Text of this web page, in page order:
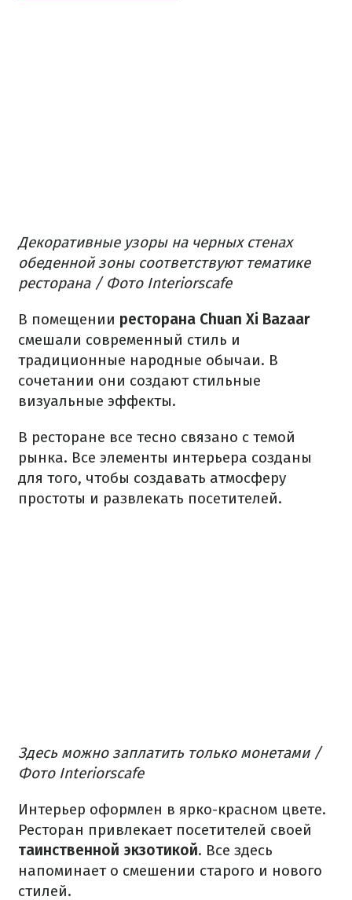
Декоративные узоры на черных стенах
обеденной зоны соответствуют тематике
ресторана / Фото Interiorscafe
В помещении ресторана Chuan Xi Bazaar
смешали современный стиль и
традиционные народные обычаи. В
сочетании они создают стильные
визуальные эффекты.
В ресторане все тесно связано с темой
рынка. Все элементы интерьера созданы
для того, чтобы создавать атмосферу
простоты и развлекать посетителей.
Здесь можно заплатить только монетами /
Фото Interiorscafe
Интерьер оформлен в ярко-красном цвете.
Ресторан привлекает посетителей своей
таинственной экзотикой. Все здесь
напоминает о смешении старого и нового
стилей.